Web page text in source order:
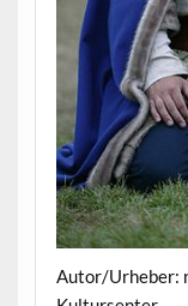
Autor/Urheber: